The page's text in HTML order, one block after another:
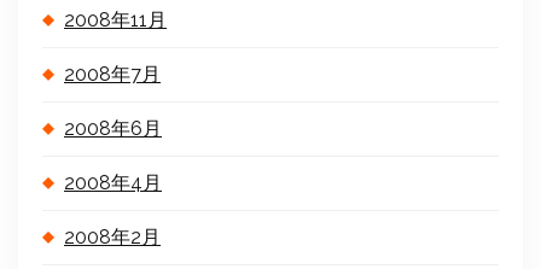
2008年11月
2008年7月
2008年6月
2008年4月
2008年2月